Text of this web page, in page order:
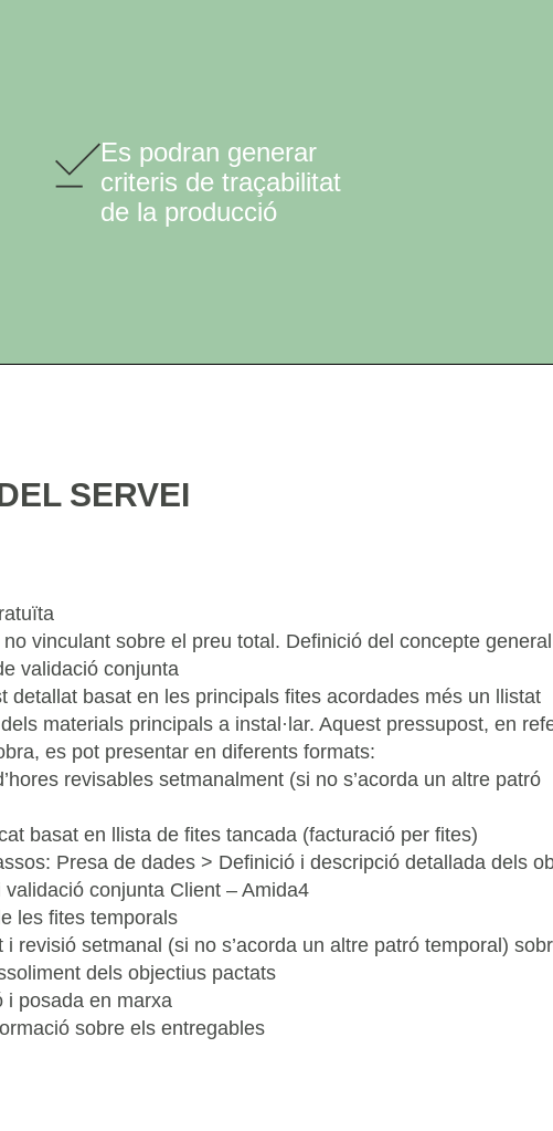
Es podran generar
criteris de traçabilitat
de la producció
SERVEI
vinculant sobre el preu total. Definició del concepte general
validació conjunta
detallat basat en les principals fites acordades més un llistat
materials principals a instal·lar. Aquest pressupost, en
es pot presentar en diferents formats:
revisables setmanalment (si no s’acorda un altre patró
basat en llista de fites tancada (facturació per fites)
Presa de dades > Definició i descripció detallada dels
validació conjunta Client – Amida4
les fites temporals
i revisió setmanal (si no s’acorda un altre patró temporal)
dels objectius pactats
i posada en marxa
sobre els entregables